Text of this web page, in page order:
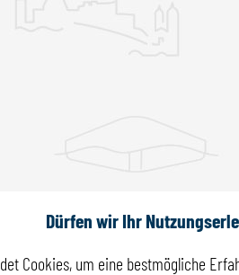
Dürfen wir Ihr
Cookies, um eine bestmögliche